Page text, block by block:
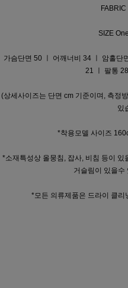
SIZE
가슴단면 50 ㅣ 어깨너비 34 ㅣ 암홀단
21 ㅣ 팔통
(상세사이즈는 단면 cm 기준이며, 측정
있
*착용모델 사이즈
*소재특성상 올뭉침, 잡사, 비침 등이 있
거슬림이 있을수
*모든 의류제품은 드라이 클